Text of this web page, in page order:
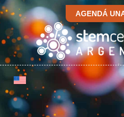
AGENDÁ